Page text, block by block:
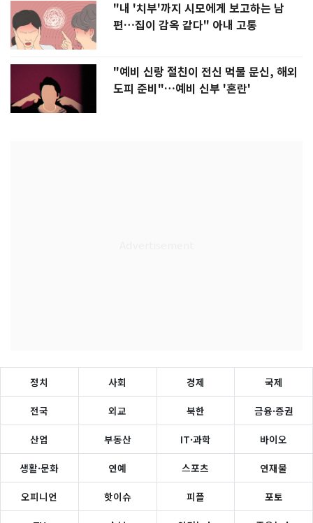
"내 '치부'까지 시모에게 보고하는 남
편…집이 감옥 같다" 아내 고통
"예비 신랑 절친이 전신 먹물 문신, 해외
도피 준비"…예비 신부 '혼란'
정치 사회 경제 국제
전국 외교 북한 금융·증권
산업 부동산 IT·과학 바이오
생활·문화 연예 스포츠 연재물
오피니언 핫이슈 피플 포토